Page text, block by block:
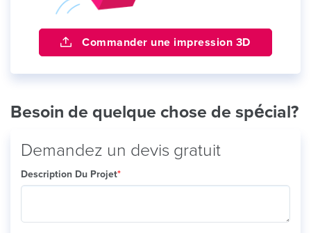
Commander une impression 3D
Besoin de quelque chose de spécial?
Demandez un devis gratuit
Description Du Projet*